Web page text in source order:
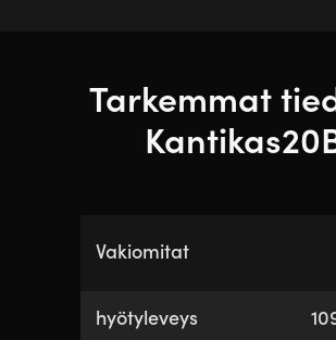
Tarkemmat
Vakiomitat
hyötyleveys